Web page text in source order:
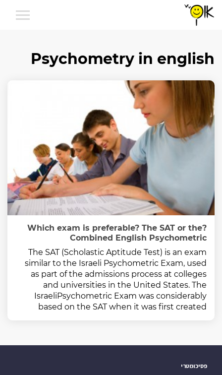
Psychometry in english
?Which exam is preferable? The SAT or the
Combined English Psychometric
The SAT (Scholastic Aptitude Test) is an exam
similar to the Israeli Psychometric Exam, used
as part of the admissions process at colleges
and universities in the United States. The
IsraeliPsychometric Exam was considerably
based on the SAT when it was first created
פסיכומטרי